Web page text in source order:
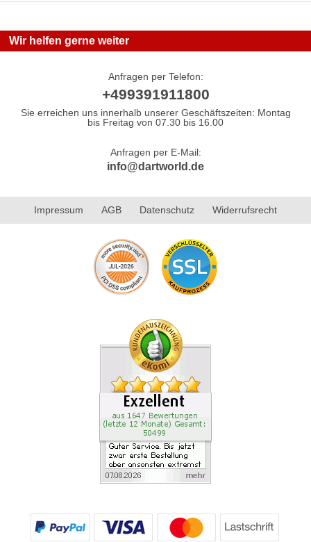
Wir helfen gerne weiter
Anfragen per Telefon:
+499391911800
Sie erreichen uns innerhalb unserer Geschäftszeiten: Montag
bis Freitag von 07.30 bis 16.00
Anfragen per E-Mail:
info@dartworld.de
Impressum AGB Datenschutz Widerrufsrecht